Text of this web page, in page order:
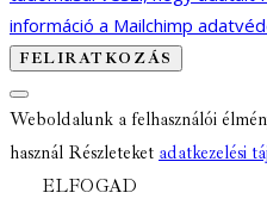
információ a Mailchimp
Weboldalunk a felhasználói
használ Részleteket adatkezelési
ELFOGAD